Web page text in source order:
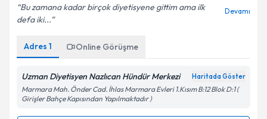
Bu zamana kadar birçok diyetisyene gittim ama ilk
defa iki...
Devamı
Adres 1 Online Görüşme
Uzman Diyetisyen Nazlıcan Hündür Merkezi Haritada Göster
Marmara Mah. Önder Cad. İhlas Marmara Evleri 1.Kısım B:12 Blok D:1 (
Girişler Bahçe Kapısından Yapılmaktadır )